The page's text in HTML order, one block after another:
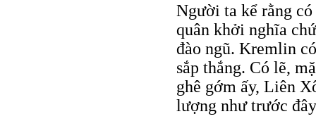
Người ta kể rằng
quân khởi nghĩa
đào ngũ. Kremlin
sắp thắng. Có lẽ,
ghê gớm ấy, Liên
lượng như trước